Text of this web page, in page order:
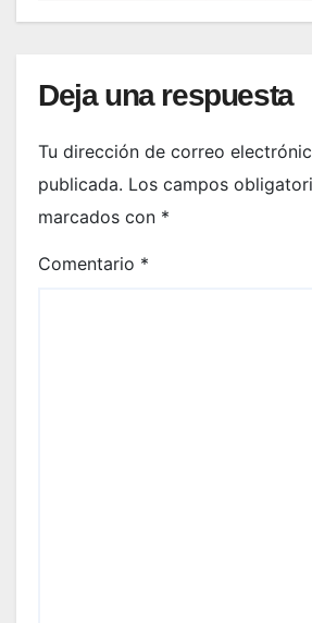
Deja una respuesta
Tu dirección de correo
publicada. Los campos
marcados con *
Comentario *